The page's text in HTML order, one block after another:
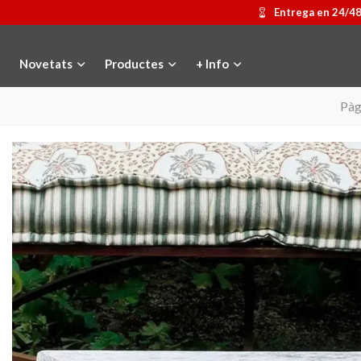
Entrega en 24/
Novetats Productes + Info
Afegir a la cistella
Medalla commemorativa Gaudí
Triar
Motxilla Stivibags